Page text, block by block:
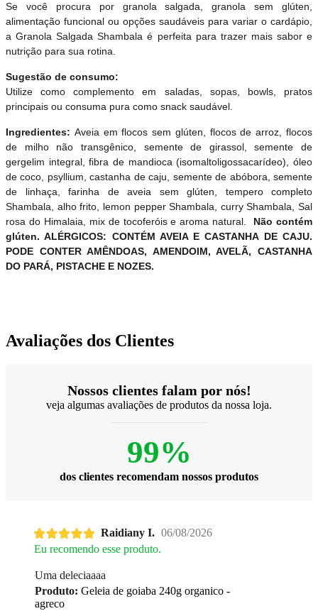
Se você procura por granola salgada, granola sem glúten,
alimentação funcional ou opções saudáveis para variar o cardápio,
a Granola Salgada Shambala é perfeita para trazer mais sabor e
nutrição para sua rotina.
Sugestão de consumo:
Utilize como complemento em saladas, sopas, bowls, pratos
principais ou consuma pura como snack saudável.
Ingredientes: Aveia em flocos sem glúten, flocos de arroz, flocos
de milho não transgênico, semente de girassol, semente de
gergelim integral, fibra de mandioca (isomaltoligossacarídeo), óleo
de coco, psyllium, castanha de caju, semente de abóbora, semente
de linhaça, farinha de aveia sem glúten, tempero completo
Shambala, alho frito, lemon pepper Shambala, curry Shambala, Sal
rosa do Himalaia, mix de tocoferóis e aroma natural.
Não contém
glúten. ALÉRGICOS: CONTÉM AVEIA E CASTANHA DE CAJU.
PODE CONTER AMÊNDOAS, AMENDOIM, AVELÃ, CASTANHA
DO PARÁ, PISTACHE E NOZES.
Avaliações dos Clientes
Nossos clientes falam por nós!
veja algumas avaliações de produtos da nossa loja.
99%
dos clientes recomendam nossos produtos
Raidiany I. 06/08/2026
Eu recomendo esse produto.
Uma deleciaaaa
Produto: Geleia de goiaba 240g organico -
agreco